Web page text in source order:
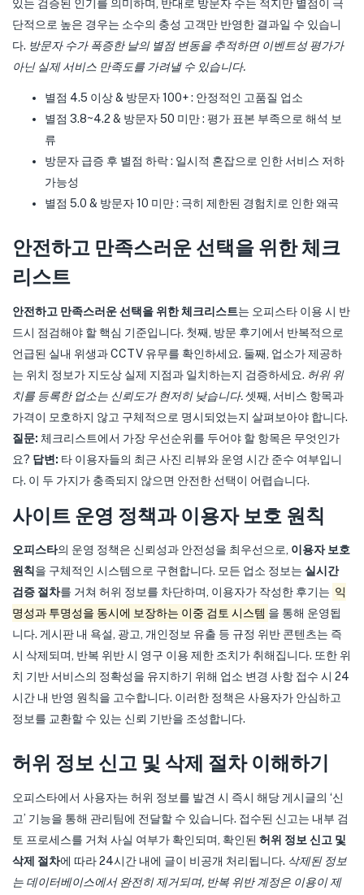
있는 검증된 인기를 의미하며, 반대로 방문자 수는 적지만 별점이 극
단적으로 높은 경우는 소수의 충성 고객만 반영한 결과일 수 있습니
다. 방문자 수가 폭증한 날의 별점 변동을 추적하면 이벤트성 평가가
아닌 실제 서비스 만족도를 가려낼 수 있습니다.
별점 4.5 이상 & 방문자 100+ : 안정적인 고품질 업소
별점 3.8~4.2 & 방문자 50 미만 : 평가 표본 부족으로 해석 보
류
방문자 급증 후 별점 하락 : 일시적 혼잡으로 인한 서비스 저하
가능성
별점 5.0 & 방문자 10 미만 : 극히 제한된 경험치로 인한 왜곡
안전하고 만족스러운 선택을 위한 체크
리스트
안전하고 만족스러운 선택을 위한 체크리스트는 오피스타 이용 시 반
드시 점검해야 할 핵심 기준입니다. 첫째, 방문 후기에서 반복적으로
언급된 실내 위생과 CCTV 유무를 확인하세요. 둘째, 업소가 제공하
는 위치 정보가 지도상 실제 지점과 일치하는지 검증하세요. 허위 위
치를 등록한 업소는 신뢰도가 현저히 낮습니다.셋째, 서비스 항목과
가격이 모호하지 않고 구체적으로 명시되었는지 살펴보아야 합니다.
질문: 체크리스트에서 가장 우선순위를 두어야 할 항목은 무엇인가
요? 답변: 타 이용자들의 최근 사진 리뷰와 운영 시간 준수 여부입니
다. 이 두 가지가 충족되지 않으면 안전한 선택이 어렵습니다.
사이트 운영 정책과 이용자 보호 원칙
오피스타의 운영 정책은 신뢰성과 안전성을 최우선으로, 이용자 보호
원칙을 구체적인 시스템으로 구현합니다. 모든 업소 정보는 실시간
검증 절차를 거쳐 허위 정보를 차단하며, 이용자가 작성한 후기는 익
명성과 투명성을 동시에 보장하는 이중 검토 시스템 을 통해 운영됩
니다. 게시판 내 욕설, 광고, 개인정보 유출 등 규정 위반 콘텐츠는 즉
시 삭제되며, 반복 위반 시 영구 이용 제한 조치가 취해집니다. 또한 위
치 기반 서비스의 정확성을 유지하기 위해 업소 변경 사항 접수 시 24
시간 내 반영 원칙을 고수합니다. 이러한 정책은 사용자가 안심하고
정보를 교환할 수 있는 신뢰 기반을 조성합니다.
허위 정보 신고 및 삭제 절차 이해하기
오피스타에서 사용자는 허위 정보를 발견 시 즉시 해당 게시글의 ‘신
고’ 기능을 통해 관리팀에 전달할 수 있습니다. 접수된 신고는 내부 검
토 프로세스를 거쳐 사실 여부가 확인되며, 확인된 허위 정보 신고 및
삭제 절차에 따라 24시간 내에 글이 비공개 처리됩니다. 삭제된 정보
는 데이터베이스에서 완전히 제거되며, 반복 위반 계정은 이용이 제